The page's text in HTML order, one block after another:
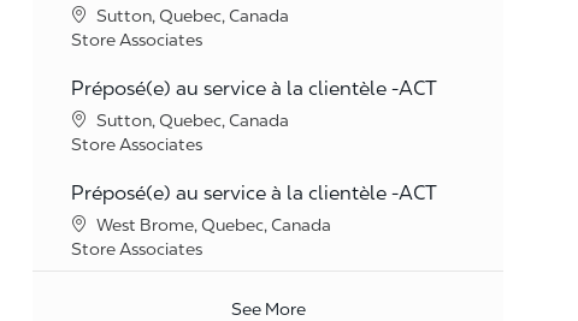
Location
Sutton, Quebec, Canada
Category
Store Associates
Préposé(e) au service à la clientèle -ACT
Location
Sutton, Quebec, Canada
Category
Store Associates
Préposé(e) au service à la clientèle -ACT
Location
West Brome, Quebec, Canada
Category
Store Associates
See More